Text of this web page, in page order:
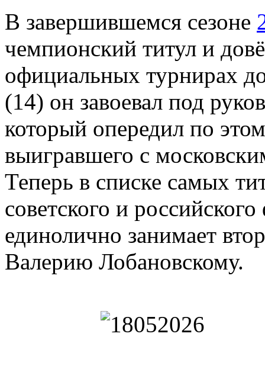
В завершившемся сезоне
чемпионский титул и
официальных турнирах
(14) он завоевал под
который опередил по
выигравшего с
Теперь в списке самых
советского и
единолично занимает
Валерию Лобановскому.